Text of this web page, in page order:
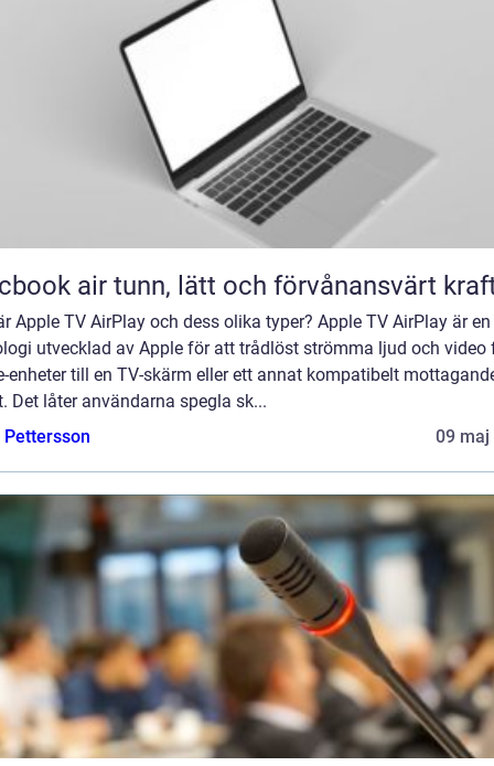
Macbook air tunn, lätt och förvånansvärt
Apple TV AirPlay och dess olika typer? Apple TV AirPlay är en
utvecklad av Apple för att trådlöst strömma ljud och video
enheter till en TV-skärm eller ett annat kompatibelt
Det låter användarna spegla sk...
09 maj